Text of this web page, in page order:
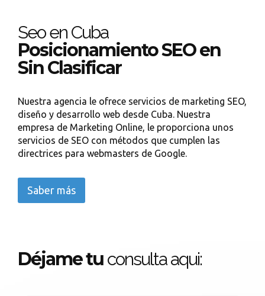
Seo en Cuba
Posicionamiento SEO en
Sin Clasificar
Nuestra agencia le ofrece servicios de marketing SEO,
diseño y desarrollo web desde Cuba. Nuestra
empresa de Marketing Online, le proporciona unos
servicios de SEO con métodos que cumplen las
directrices para webmasters de Google.
Saber más
Déjame tu consulta aqui: